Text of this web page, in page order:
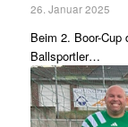
26. Januar 2025
Beim 2. Boor-Cup
Ballsportler…